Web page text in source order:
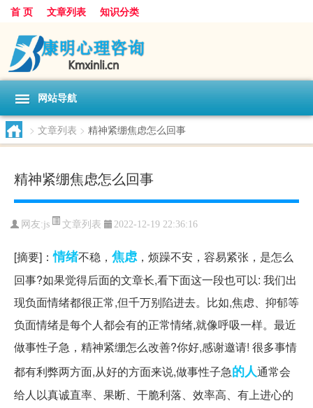
首 页 文章列表 知识分类
网站导航
> 文章列表 > 精神紧绷焦虑怎么回事
精神紧绷焦虑怎么回事
网友:js 文章列表 2022-12-19 22:36:16
[摘要]：情绪不稳， 焦虑，烦躁不安，容易紧张，是怎么
回事?如果觉得后面的文章长,看下面这一段也可以: 我们出
现负面情绪都很正常,但千万别陷进去。比如,焦虑、抑郁等
负面情绪是每个人都会有的正常情绪,就像呼吸一样。最近
做事性子急，精神紧绷怎么改善?你好,感谢邀请! 很多事情
都有利弊两方面,从好的方面来说,做事性子急的人通常会
给人以真诚直率、果断、干脆利落、效率高、有上进心的